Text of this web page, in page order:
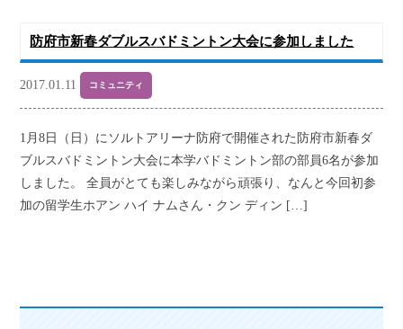
防府市新春ダブルスバドミントン大会に参加しました
2017.01.11 コミュニティ
1月8日（日）にソルトアリーナ防府で開催された防府市新春ダ
ブルスバドミントン大会に本学バドミントン部の部員6名が参加
しました。 全員がとても楽しみながら頑張り、なんと今回初参
加の留学生ホアン ハイ ナムさん・クン ディン […]